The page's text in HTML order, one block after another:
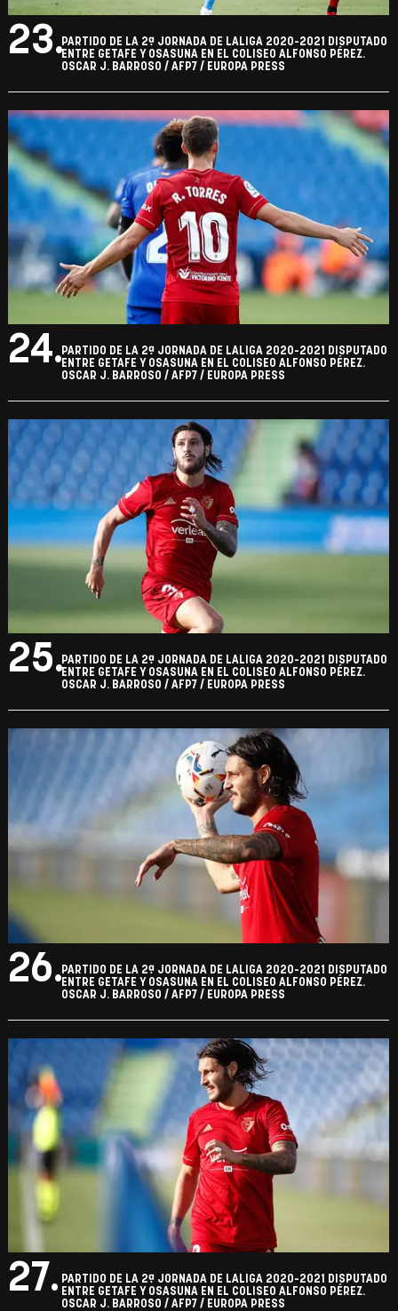
23.PARTIDO DE LA 2ª JORNADA DE LALIGA 2020-2021 DISPUTADO
ENTRE GETAFE Y OSASUNA EN EL COLISEO ALFONSO PÉREZ.
OSCAR J. BARROSO / AFP7 / EUROPA PRESS
24.PARTIDO DE LA 2ª JORNADA DE LALIGA 2020-2021 DISPUTADO
ENTRE GETAFE Y OSASUNA EN EL COLISEO ALFONSO PÉREZ.
OSCAR J. BARROSO / AFP7 / EUROPA PRESS
25.PARTIDO DE LA 2ª JORNADA DE LALIGA 2020-2021 DISPUTADO
ENTRE GETAFE Y OSASUNA EN EL COLISEO ALFONSO PÉREZ.
OSCAR J. BARROSO / AFP7 / EUROPA PRESS
26.PARTIDO DE LA 2ª JORNADA DE LALIGA 2020-2021 DISPUTADO
ENTRE GETAFE Y OSASUNA EN EL COLISEO ALFONSO PÉREZ.
OSCAR J. BARROSO / AFP7 / EUROPA PRESS
27. PARTIDO DE LA 2ª JORNADA DE LALIGA 2020-2021 DISPUTADO
ENTRE GETAFE Y OSASUNA EN EL COLISEO ALFONSO PÉREZ.
OSCAR J. BARROSO / AFP7 / EUROPA PRESS